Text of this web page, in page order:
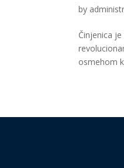
by
Činjenica
osmehom